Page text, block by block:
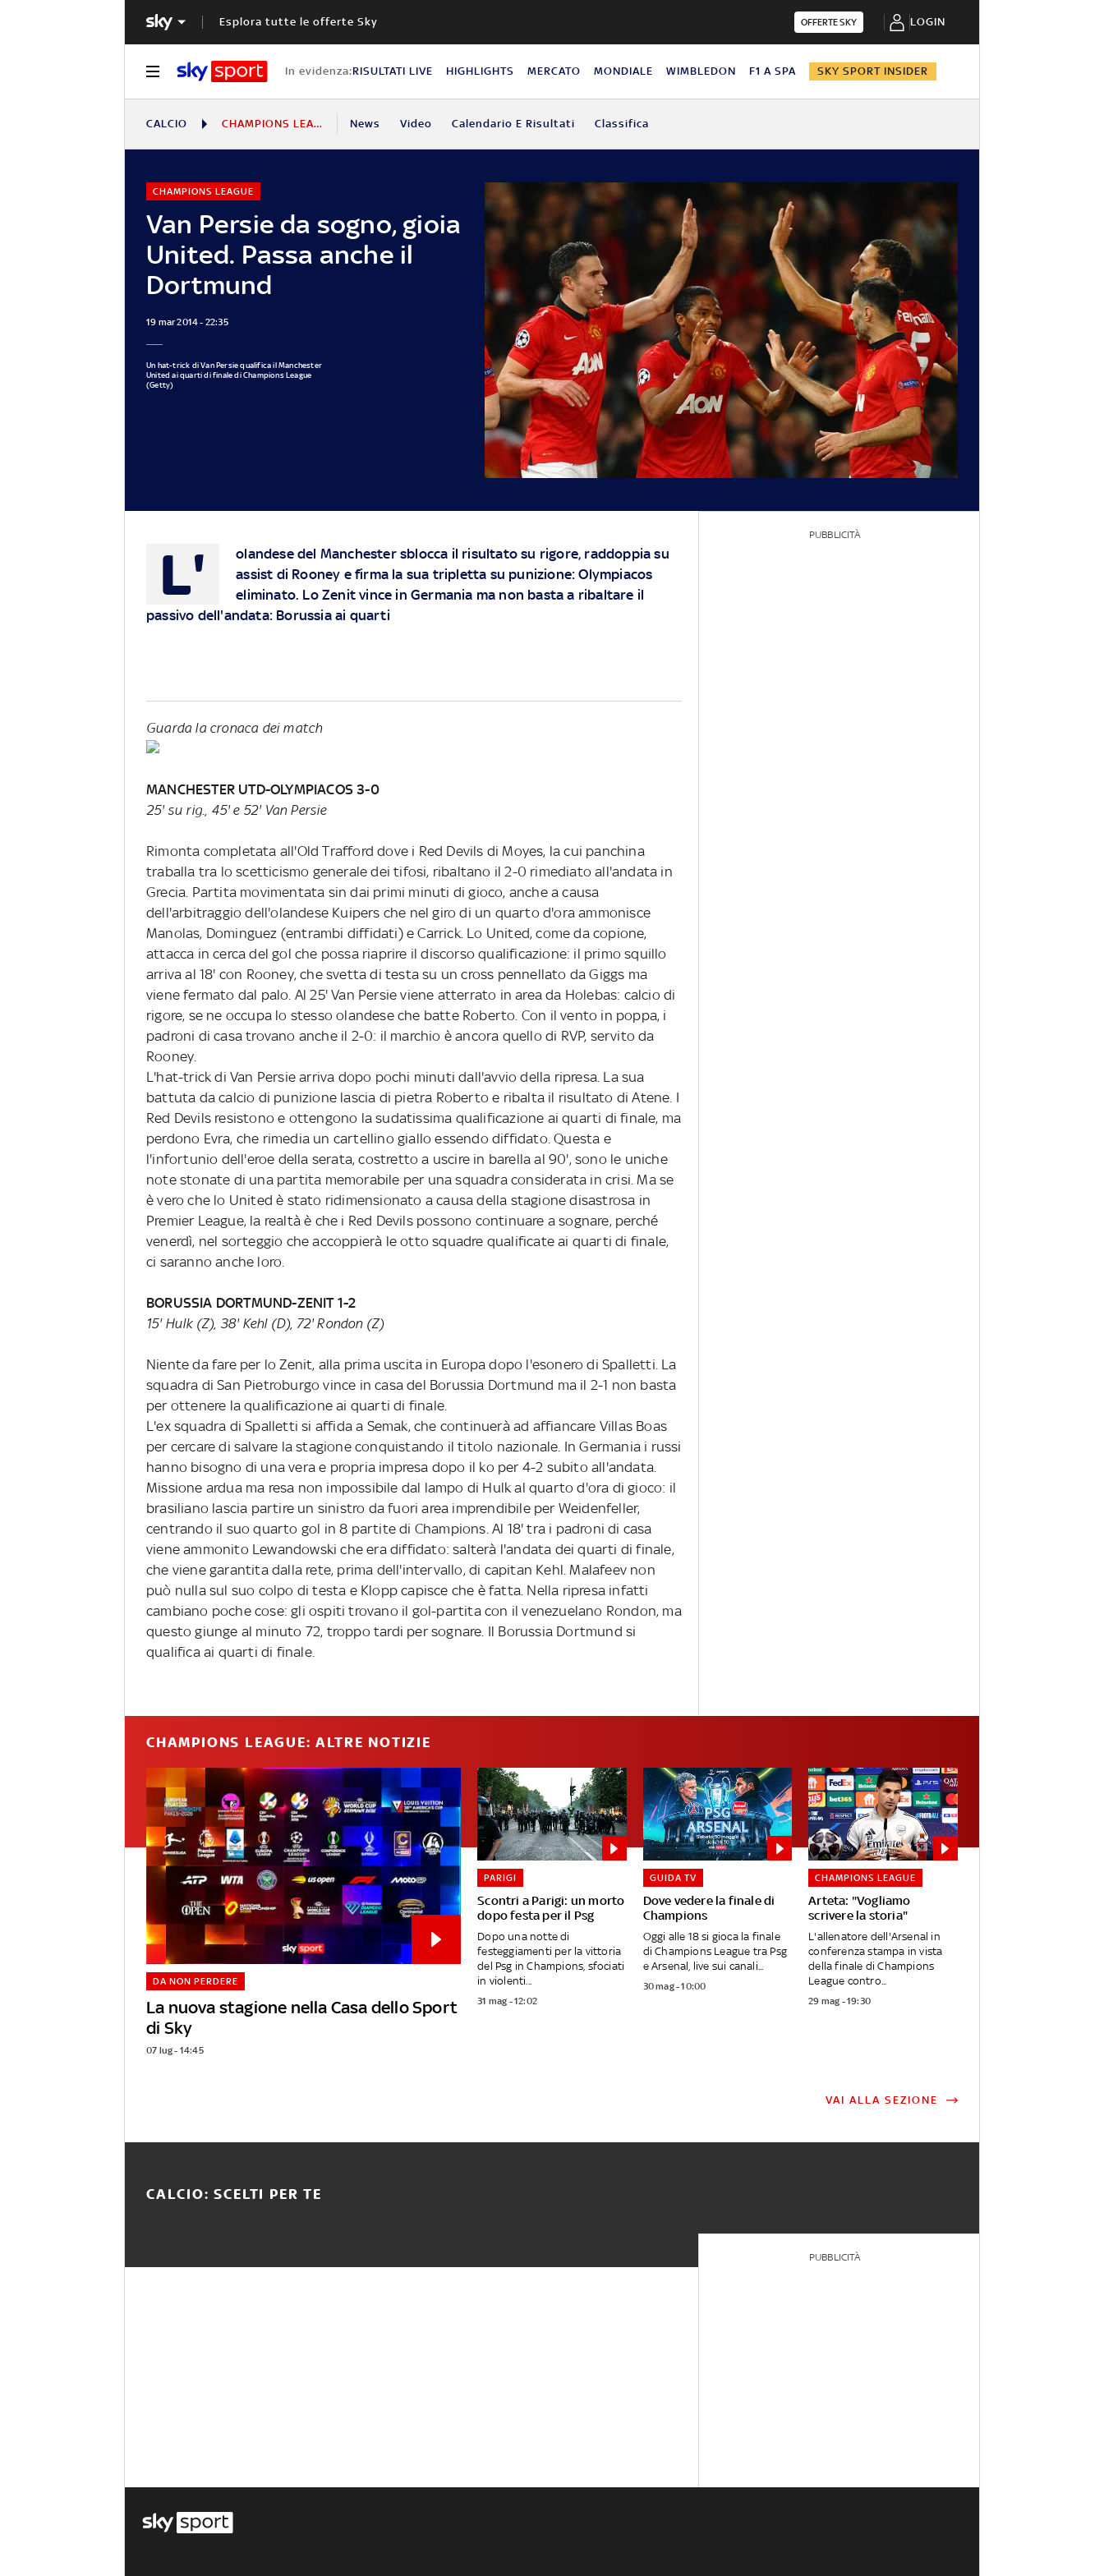
Esplora tutte le offerte Sky OFFERTE SKY LOGIN
In evidenza:RISULTATI LIVE HIGHLIGHTS MERCATO MONDIALE WIMBLEDON F1 A SPA SKY SPORT INSIDER
CALCIO CHAMPIONS LEAGUE News Video Calendario E Risultati Classifica
Van Persie da sogno, gioia
United. Passa anche il
Dortmund
CHAMPIONS LEAGUE
19 mar 2014 - 22:35
Un hat-trick di Van Persie qualifica il Manchester
United ai quarti di finale di Champions League
(Getty)
L'
olandese del Manchester sblocca il risultato su rigore, raddoppia su
assist di Rooney e firma la sua tripletta su punizione: Olympiacos
eliminato. Lo Zenit vince in Germania ma non basta a ribaltare il
passivo dell'andata: Borussia ai quarti
Guarda la cronaca dei match
MANCHESTER UTD-OLYMPIACOS 3-0
25' su rig., 45' e 52' Van Persie
Rimonta completata all'Old Trafford dove i Red Devils di Moyes, la cui panchina
traballa tra lo scetticismo generale dei tifosi, ribaltano il 2-0 rimediato all'andata in
Grecia. Partita movimentata sin dai primi minuti di gioco, anche a causa
dell'arbitraggio dell'olandese Kuipers che nel giro di un quarto d'ora ammonisce
Manolas, Dominguez (entrambi diffidati) e Carrick. Lo United, come da copione,
attacca in cerca del gol che possa riaprire il discorso qualificazione: il primo squillo
arriva al 18' con Rooney, che svetta di testa su un cross pennellato da Giggs ma
viene fermato dal palo. Al 25' Van Persie viene atterrato in area da Holebas: calcio di
rigore, se ne occupa lo stesso olandese che batte Roberto. Con il vento in poppa, i
padroni di casa trovano anche il 2-0: il marchio è ancora quello di RVP, servito da
Rooney.
L'hat-trick di Van Persie arriva dopo pochi minuti dall'avvio della ripresa. La sua
battuta da calcio di punizione lascia di pietra Roberto e ribalta il risultato di Atene. I
Red Devils resistono e ottengono la sudatissima qualificazione ai quarti di finale, ma
perdono Evra, che rimedia un cartellino giallo essendo diffidato. Questa e
l'infortunio dell'eroe della serata, costretto a uscire in barella al 90', sono le uniche
note stonate di una partita memorabile per una squadra considerata in crisi. Ma se
è vero che lo United è stato ridimensionato a causa della stagione disastrosa in
Premier League, la realtà è che i Red Devils possono continuare a sognare, perché
venerdì, nel sorteggio che accoppierà le otto squadre qualificate ai quarti di finale,
ci saranno anche loro.
BORUSSIA DORTMUND-ZENIT 1-2
15' Hulk (Z), 38' Kehl (D), 72' Rondon (Z)
Niente da fare per lo Zenit, alla prima uscita in Europa dopo l'esonero di Spalletti. La
squadra di San Pietroburgo vince in casa del Borussia Dortmund ma il 2-1 non basta
per ottenere la qualificazione ai quarti di finale.
L'ex squadra di Spalletti si affida a Semak, che continuerà ad affiancare Villas Boas
per cercare di salvare la stagione conquistando il titolo nazionale. In Germania i russi
hanno bisogno di una vera e propria impresa dopo il ko per 4-2 subito all'andata.
Missione ardua ma resa non impossibile dal lampo di Hulk al quarto d'ora di gioco: il
brasiliano lascia partire un sinistro da fuori area imprendibile per Weidenfeller,
centrando il suo quarto gol in 8 partite di Champions. Al 18' tra i padroni di casa
viene ammonito Lewandowski che era diffidato: salterà l'andata dei quarti di finale,
che viene garantita dalla rete, prima dell'intervallo, di capitan Kehl. Malafeev non
può nulla sul suo colpo di testa e Klopp capisce che è fatta. Nella ripresa infatti
cambiano poche cose: gli ospiti trovano il gol-partita con il venezuelano Rondon, ma
questo giunge al minuto 72, troppo tardi per sognare. Il Borussia Dortmund si
qualifica ai quarti di finale.
PUBBLICITÀ
CHAMPIONS LEAGUE: ALTRE NOTIZIE
La nuova stagione nella Casa dello Sport
di Sky
DA NON PERDERE
07 lug - 14:45
Scontri a Parigi: un morto
dopo festa per il Psg
PARIGI
Dopo una notte di
festeggiamenti per la vittoria
del Psg in Champions, sfociati
in violenti...
31 mag - 12:02
Dove vedere la finale di
Champions
GUIDA TV
Oggi alle 18 si gioca la finale
di Champions League tra Psg
e Arsenal, live sui canali...
30 mag - 10:00
Arteta: "Vogliamo
scrivere la storia"
CHAMPIONS LEAGUE
L'allenatore dell'Arsenal in
conferenza stampa in vista
della finale di Champions
League contro...
29 mag - 19:30
VAI ALLA SEZIONE
CALCIO: SCELTI PER TE
PUBBLICITÀ